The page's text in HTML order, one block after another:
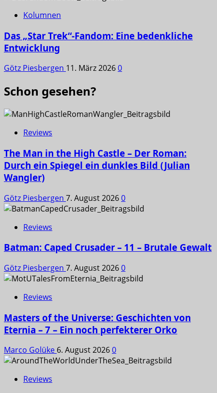
Kolumnen
Das „Star Trek“-Fandom: Eine bedenkliche
Entwicklung
Götz Piesbergen 11. März 20260
Schon gesehen?
Reviews
The Man in the High Castle – Der Roman:
Durch ein Spiegel ein dunkles Bild (Julian
Wangler)
Götz Piesbergen 7. August 20260
Reviews
Batman: Caped Crusader – 11 – Brutale Gewalt
Götz Piesbergen 7. August 20260
Reviews
Masters of the Universe: Geschichten von
Eternia – 7 – Ein noch perfekterer Orko
Marco Golüke 6. August 20260
Reviews